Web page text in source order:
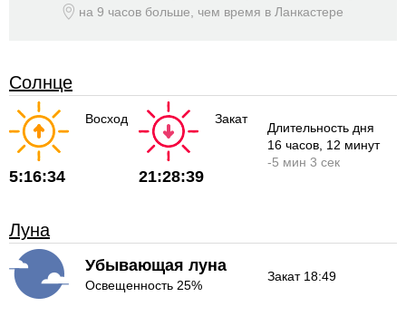
на 9 часов больше, чем время в Ланкастере
Солнце
Восход
5:16:34
Закат
21:28:39
Длительность дня
16 часов , 12 минут
-5 мин3 сек
Луна
Убывающая луна
Освещенность 25%
Закат 18:49